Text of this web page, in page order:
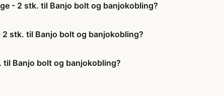
- 2 stk. til Banjo bolt og banjokobling?
stk. til Banjo bolt og banjokobling?
til Banjo bolt og banjokobling?